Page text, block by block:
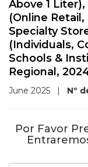
Above 1
(Online
Specialty
(Individuals,
Schools &
Regional,
June 2025 | Nº
Por Favor